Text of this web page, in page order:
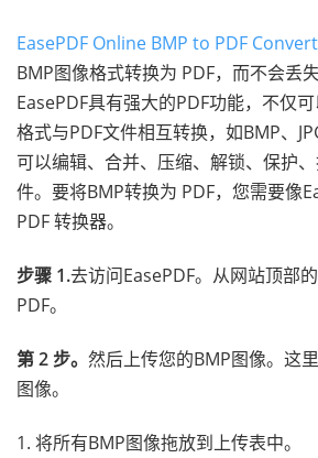
EasePDF Online BMP to PDF
BMP图像格式转换为 PDF，而不会丢
EasePDF具有强大的PDF功能，不仅
格式与PDF文件相互转换，如BMP、
可以编辑、合并、压缩、解锁、保护
件。要将BMP转换为 PDF，您需要像
PDF 转换器。
步骤 1.去访问EasePDF。从网站顶部
PDF。
第 2 步。 然后上传您的BMP图像。这
图像。
1. 将所有BMP图像拖放到上传表中。